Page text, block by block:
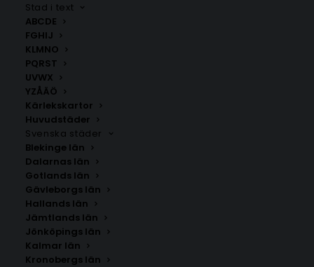
Stad i text
ABCDE
FGHIJ
KLMNO
PQRST
UVWX
YZÅÄÖ
Kärlekskartor
Huvudstäder
Svenska städer
Blekinge län
Dalarnas län
Gotlands län
Gävleborgs län
Hallands län
Jämtlands län
Jönköpings län
Kalmar län
Kronobergs län